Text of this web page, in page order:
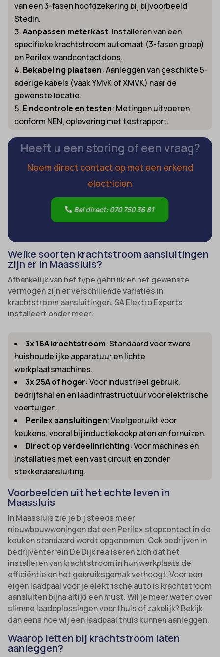
van een 3-fasen hoofdzekering bij bijvoorbeeld
Stedin.
Aanpassen meterkast: Installeren van een
specifieke krachtstroom automaat (3-fasen groep)
en Perilex wandcontactdoos.
Bekabeling plaatsen: Aanleggen van geschikte 5-
aderige kabels (vaak YMvK of XMVK) naar de
gewenste locatie.
Eindcontrole en testen: Metingen uitvoeren
conform NEN, oplevering met testrapport.
Heeft u een storing of een vraag?
Neem direct contact op met een erkend
electricien
Bel direct: 070 750 36 81
Welke soorten krachtstroom aansluitingen
zijn er in Maassluis?
Afhankelijk van het type gebruik en het gewenste
vermogen zijn er verschillende variaties in
krachtstroom aansluitingen. SA Elektro Experts
installeert onder meer:
3x 16A krachtstroom: Standaard voor zware
huishoudelijke apparatuur en lichte
werkplaatsmachines.
3x 25A of hoger: Voor industrieel gebruik,
bedrijfshallen en laadinfrastructuur voor elektrische
voertuigen.
Perilex aansluitingen: Veelgebruikt voor
keukens, vooral bij inductiekookplaten en fornuizen.
Direct op verdeelinrichting: Voor machines en
installaties met een vast circuit en zonder
stekkeraansluiting.
Voorbeelden uit het echte leven in
Maassluis
In Maassluis zie je bij steeds meer
nieuwbouwwoningen dat een Perilex stopcontact in de
keuken standaard wordt opgenomen. Ook bedrijven in
bedrijventerrein De Dijk realiseren zich dat het
installeren van krachtstroom in hun werkplaats de
efficiëntie en het gebruiksgemak verhoogt. Voor een
eigen laadpaal voor je elektrische auto is krachtstroom
aansluiten bijna altijd een must. Wil je meer weten over
slimme laadoplossingen voor thuis of zakelijk? Bekijk
dan eens hoe wij een laadpaal thuis kunnen aanleggen.
Waarop letten bij krachtstroom laten
aanleggen?